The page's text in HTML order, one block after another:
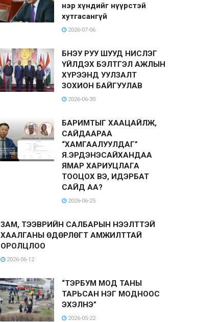
нэр хүндийг нүүрстэй
хутгасангүй
2026-07-06
БНЭУ РУУ ШУУД НИСЛЭГ
ҮЙЛДЭХ БЭЛТГЭЛ АЖЛЫН
ХҮРЭЭНД УУЛЗАЛТ
ЗОХИОН БАЙГУУЛАВ
2026-06-30
БАРИМТЫГ ХААЦАЙЛЖ,
САЙДААРАА
“ХАМГААЛУУЛДАГ”
Я.ЭРДЭНЭСАЙХАНДАА
ЯМАР ХАРИУЦЛАГА
ТООЦОХ ВЭ, ИДЭРБАТ
САЙД АА?
2026-06-25
ЗАМ, ТЭЭВРИЙН САЛБАРЫН НЭЭЛТТЭЙ
ХААЛГАНЫ ӨДӨРЛӨГТ АМЖИЛТТАЙ
ОРОЛЦЛОО
2026-06-12
“ТЭРБУМ МОД ТАНЫ
ТАРЬСАН НЭГ МОДНООС
ЭХЭЛНЭ”
2026-05-22